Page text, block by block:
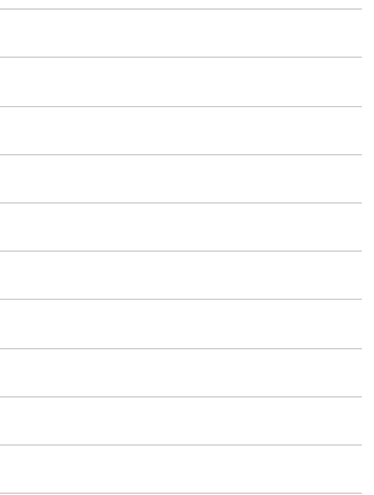
あれば40万を超えていきます。10秒ちょっ
に暴れられれば敵のHPを200万削れる計
られている前提なのでそれほど攻撃機会は
が、このたった一撃で戦局を大きく変える
ね。
度も良好
ストは本能で2,250円まで下げることができ
強めな敵が迫ってくるステージでも早期に
能。混戦の中で資金難に陥ったときでも少
円程度であれば捻出できるシチュエーショ
かけになってくれることもしばしば。
強とかなり短いので、普通に戦っていても
在させることができたりします。にゃんま
ん振り回している光景は敵側に気の毒に思
。